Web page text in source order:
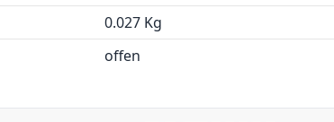
0.027 Kg
offen